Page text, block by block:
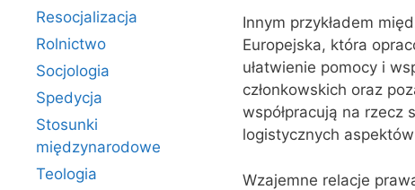
Innym przykładem
Europejska, która
ułatwienie pomocy i
członkowskich oraz
współpracują na rzecz
logistycznych
Wzajemne relacje
Resocjalizacja
Rolnictwo
Socjologia
Spedycja
Stosunki
międzynarodowe
Teologia